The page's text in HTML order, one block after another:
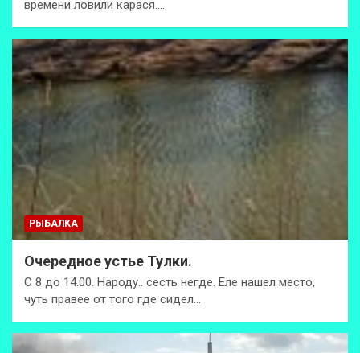
времени ловили карася.…
РЫБАЛКА
Очередное устье Тулки.
С 8 до 14.00. Народу.. сесть негде. Еле нашел место,
чуть правее от того где сидел…